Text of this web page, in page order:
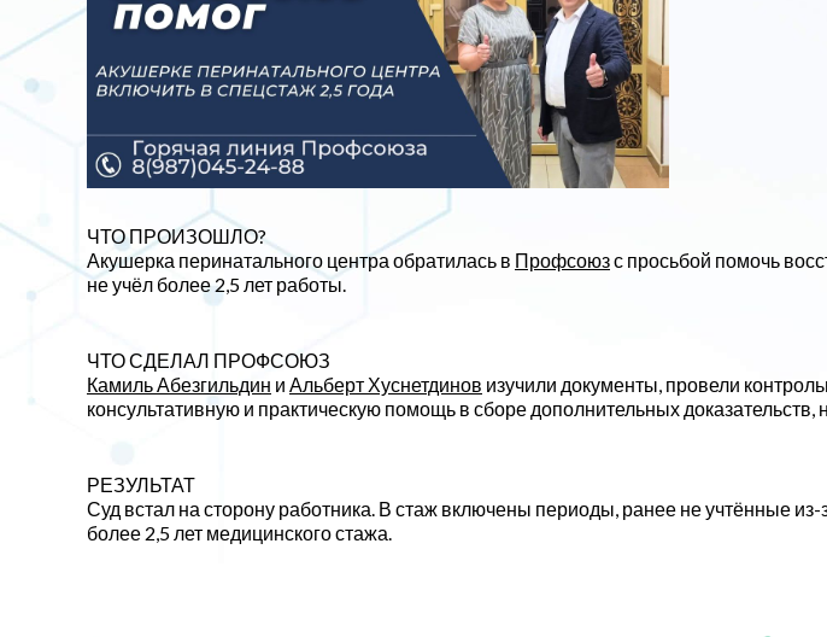
ЧТО ПРОИЗОШЛО?
Акушерка перинатального центра обратилась в Профсоюзс просьбой помочь
не учёл более 2,5 лет работы.
ЧТО СДЕЛАЛ ПРОФСОЮЗ
Камиль Абезгильдин и Альберт Хуснетдинов изучили документы, провели
консультативную и практическую помощь в сборе дополнительных
РЕЗУЛЬТАТ
Суд встал на сторону работника. В стаж включены периоды, ранее не учтённые
более 2,5 лет медицинского стажа.